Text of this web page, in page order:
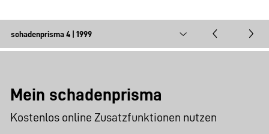
Mein schadenprisma
Kostenlos online Zusatzfunktionen nutzen